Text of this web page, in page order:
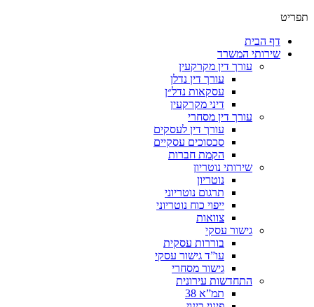
תפריט
דף הבית
שירותי המשרד
עורך דין מקרקעין
עורך דין נדלן
עסקאות נדל״ן
דיני מקרקעין
עורך דין מסחרי
עורך דין לעסקים
סכסוכים עסקיים
הקמת חברות
שירותי נוטריון
נוטריון
תרגום נוטריוני
ייפוי כוח נוטריוני
צוואות
גישור עסקי
בוררות עסקית
עו”ד גישור עסקי
גישור מסחרי
התחדשות עירונית
תמ”א 38